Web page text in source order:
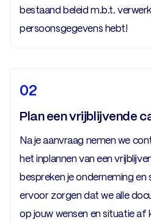
bestaand beleid m.b.t.
persoonsgegevens hebt!
02
Plan een vrijblijvende
Na je aanvraag nemen we
het inplannen van een
bespreken je onderneming en
ervoor zorgen dat we alle
op jouw wensen en situatie af